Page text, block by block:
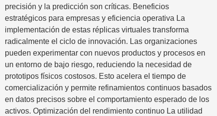
precisión y la predicción son críticas. Beneficios
estratégicos para empresas y eficiencia operativa La
implementación de estas réplicas virtuales transforma
radicalmente el ciclo de innovación. Las organizaciones
pueden experimentar con nuevos productos y procesos en
un entorno de bajo riesgo, reduciendo la necesidad de
prototipos físicos costosos. Esto acelera el tiempo de
comercialización y permite refinamientos continuos basados
en datos precisos sobre el comportamiento esperado de los
activos. Optimización del rendimiento continuo La utilidad